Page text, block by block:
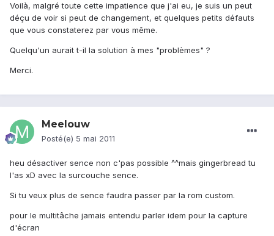
Voilà, malgré toute cette impatience que j'ai eu, je suis un peut
déçu de voir si peut de changement, et quelques petits défauts
que vous constaterez par vous même.
Quelqu'un aurait t-il la solution à mes "problèmes" ?
Merci.
Meelouw
Posté(e) 5 mai 2011
heu désactiver sence non c'pas possible ^^mais gingerbread tu
l'as xD avec la surcouche sence.
Si tu veux plus de sence faudra passer par la rom custom.
pour le multitâche jamais entendu parler idem pour la capture
d'écran